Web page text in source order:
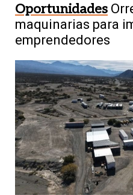
Oportunidades
maquinarias para
emprendedores